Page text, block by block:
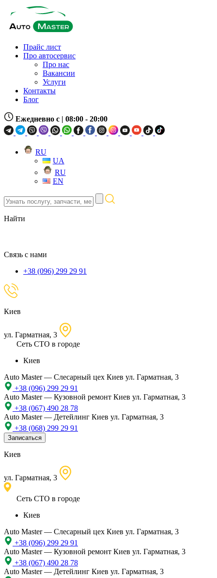
Прайс лист
Про автосервис
Про нас
Вакансии
Услуги
Контакты
Блог
Ежедневно с | 08:00 - 20:00
RU
UA
RU
EN
Узнать
послугу,
запчасти,
местоположение
Найти
Связь с нами
+38 (096) 299 29 91
Киев
ул. Гарматная, 3
Сеть СТО в городе
Киев
Auto Master — Слесарный цех Киев ул. Гарматная, 3
+38 (096) 299 29 91
Auto Master — Кузовной ремонт Киев ул. Гарматная, 3
+38 (067) 490 28 78
Auto Master — Детейлинг Киев ул. Гарматная, 3
+38 (068) 299 29 91
Записаться
Киев
ул. Гарматная, 3
Сеть СТО в городе
Киев
Auto Master — Слесарный цех Киев ул. Гарматная, 3
+38 (096) 299 29 91
Auto Master — Кузовной ремонт Киев ул. Гарматная, 3
+38 (067) 490 28 78
Auto Master — Детейлинг Киев ул. Гарматная, 3